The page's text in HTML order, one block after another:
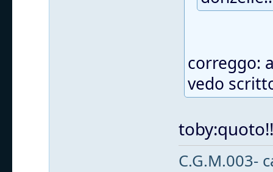
correggo:
vedo
toby:quoto!!
C.G.M.003-